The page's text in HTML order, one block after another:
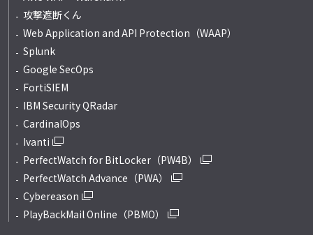
攻撃遮断くん
Web Application and API Protection（WAAP）
Splunk
Google SecOps
FortiSIEM
IBM Security QRadar
CardinalOps
Ivanti
PerfectWatch for BitLocker（PW4B）
PerfectWatch Advance（PWA）
Cybereason
PlayBackMail Online（PBMO）